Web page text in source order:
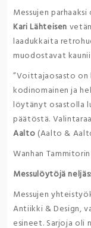
Messujen
Kari Lähteisen
laadukkaita
muodostavat
”Voittajaosasto on
kodinomainen ja
löytänyt osastolla
päätöstä.
Aalto (Aalto &
Wanhan
Messulöytöjä
Messujen
Antiikki & Design,
esineet. Sarjoja oli